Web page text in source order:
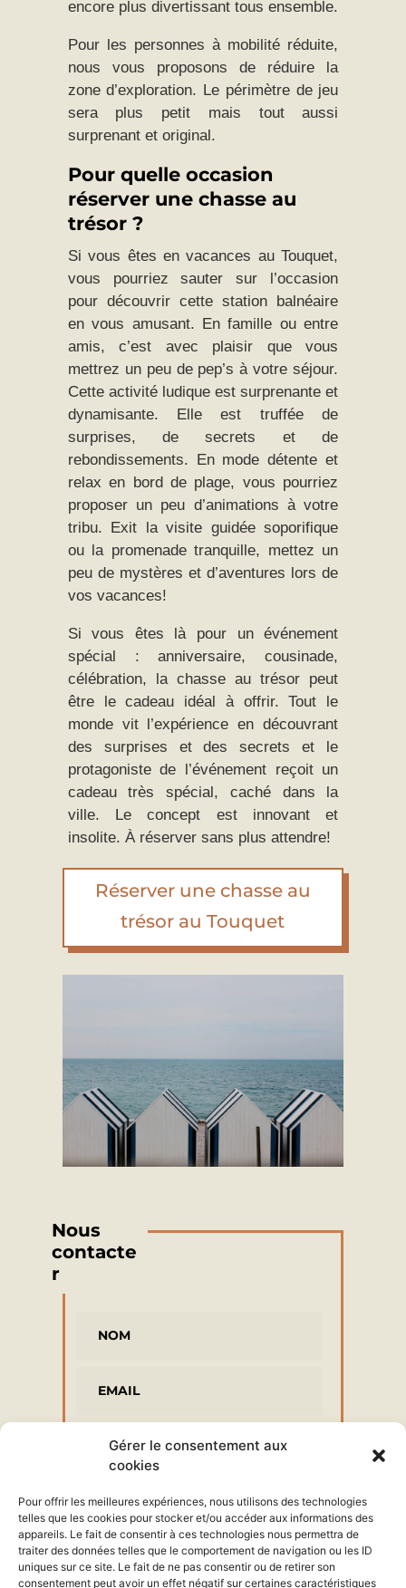
Gérer le consentement aux
cookies
Pour offrir les meilleures expériences, nous utilisons des technologies
telles que les cookies pour stocker et/ou accéder aux informations des
appareils. Le fait de consentir à ces technologies nous permettra de
traiter des données telles que le comportement de navigation ou les ID
uniques sur ce site. Le fait de ne pas consentir ou de retirer son
consentement peut avoir un effet négatif sur certaines caractéristiques
encore plus divertissant tous ensemble.
Pour les personnes à mobilité réduite,
nous vous proposons de réduire la
zone d’exploration. Le périmètre de jeu
sera plus petit mais tout aussi
surprenant et original.
Pour quelle occasion
réserver une chasse au
trésor ?
Si vous êtes en vacances au Touquet,
vous pourriez sauter sur l’occasion
pour découvrir cette station balnéaire
en vous amusant. En famille ou entre
amis, c’est avec plaisir que vous
mettrez un peu de pep’s à votre séjour.
Cette activité ludique est surprenante et
dynamisante. Elle est truffée de
surprises, de secrets et de
rebondissements. En mode détente et
relax en bord de plage, vous pourriez
proposer un peu d’animations à votre
tribu. Exit la visite guidée soporifique
ou la promenade tranquille, mettez un
peu de mystères et d’aventures lors de
vos vacances!
Si vous êtes là pour un événement
spécial : anniversaire, cousinade,
célébration, la chasse au trésor peut
être le cadeau idéal à offrir. Tout le
monde vit l’expérience en découvrant
des surprises et des secrets et le
protagoniste de l’événement reçoit un
cadeau très spécial, caché dans la
ville. Le concept est innovant et
insolite. À réserver sans plus attendre!
Réserver une chasse au
trésor au Touquet
Nous
contacte
r